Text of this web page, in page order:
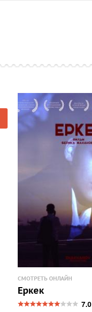
СМОТРЕТЬ ОНЛАЙН
Еркек
7.0